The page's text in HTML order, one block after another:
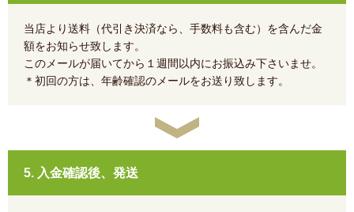
当店より送料（代引き決済なら、手数料も含む）を含んだ金
額をお知らせ致します。
このメールが届いてから１週間以内にお振込み下さいませ。
＊初回の方は、年齢確認のメールをお送り致します。
5. 入金確認後、発送